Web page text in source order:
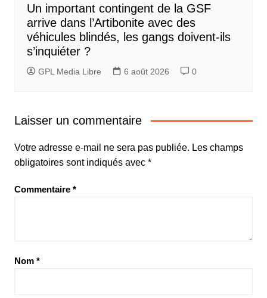
Un important contingent de la GSF
arrive dans l’Artibonite avec des
véhicules blindés, les gangs doivent-ils
s’inquiéter ?
GPL Media Libre 6 août 2026 0
Laisser un commentaire
Votre adresse e-mail ne sera pas publiée. Les champs
obligatoires sont indiqués avec *
Commentaire *
Nom *